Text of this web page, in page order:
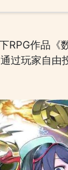
RPG作品《
过玩家自由